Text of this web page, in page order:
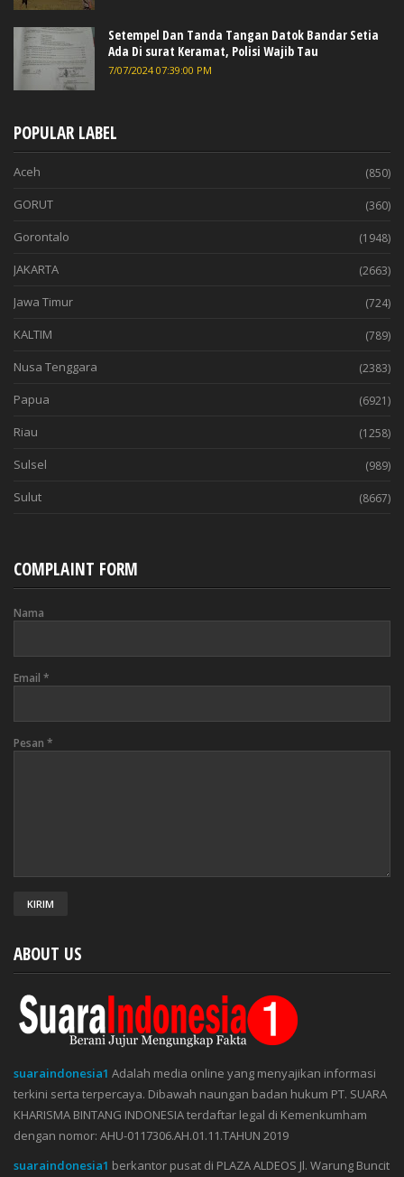
Setempel Dan Tanda Tangan Datok Bandar Setia
Ada Di surat Keramat, Polisi Wajib Tau
7/07/2024 07:39:00 PM
POPULAR LABEL
Aceh (850)
GORUT (360)
Gorontalo (1948)
JAKARTA (2663)
Jawa Timur (724)
KALTIM (789)
Nusa Tenggara (2383)
Papua (6921)
Riau (1258)
Sulsel (989)
Sulut (8667)
COMPLAINT FORM
Nama
Email *
Pesan *
ABOUT US
suaraindonesia1 Adalah media online yang menyajikan informasi
terkini serta terpercaya. Dibawah naungan badan hukum PT. SUARA
KHARISMA BINTANG INDONESIA terdaftar legal di Kemenkumham
dengan nomor: AHU-0117306.AH.01.11.TAHUN 2019
suaraindonesia1 berkantor pusat di PLAZA ALDEOS Jl. Warung Buncit